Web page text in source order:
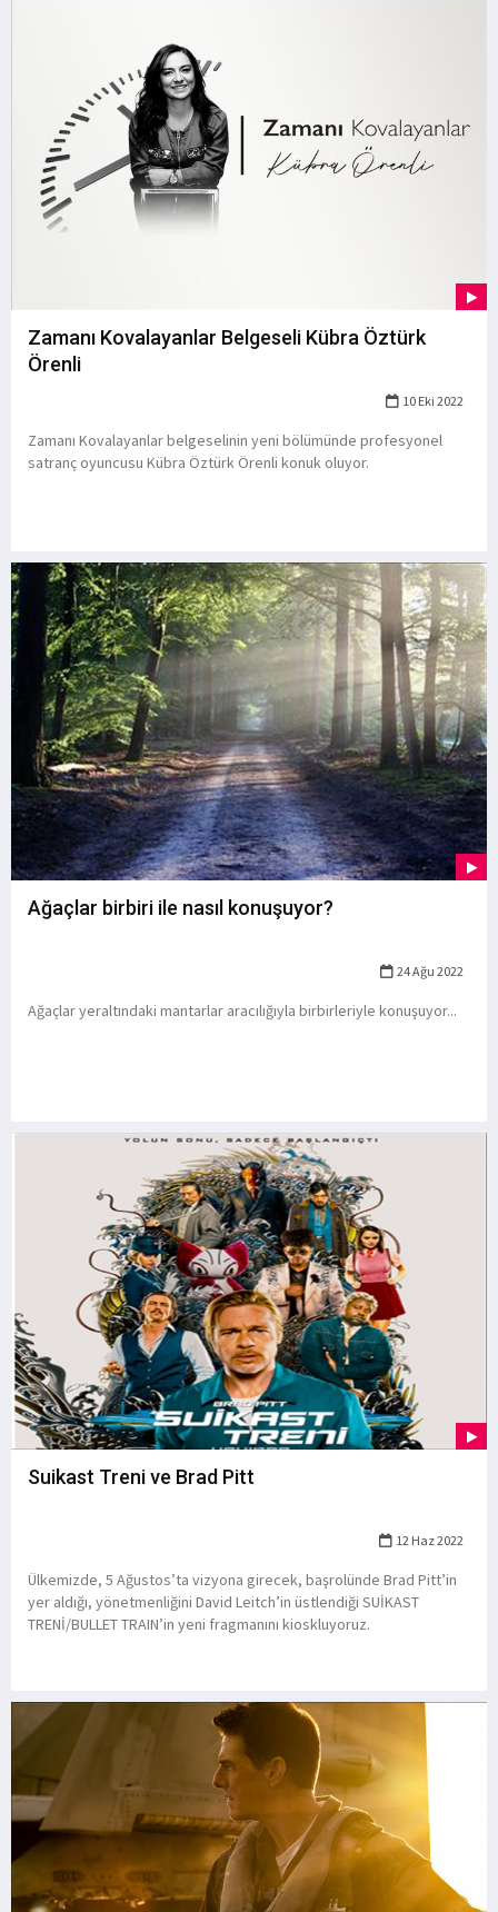
Zamanı Kovalayanlar Belgeseli Kübra Öztürk
Örenli
10 Eki 2022
Zamanı Kovalayanlar belgeselinin yeni bölümünde profesyonel
satranç oyuncusu Kübra Öztürk Örenli konuk oluyor.
Ağaçlar birbiri ile nasıl konuşuyor?
24 Ağu 2022
Ağaçlar yeraltındaki mantarlar aracılığıyla birbirleriyle konuşuyor...
Suikast Treni ve Brad Pitt
12 Haz 2022
Ülkemizde, 5 Ağustos’ta vizyona girecek, başrolünde Brad Pitt’in
yer aldığı, yönetmenliğini David Leitch’in üstlendiği SUİKAST
TRENİ/BULLET TRAIN’in yeni fragmanını kioskluyoruz.